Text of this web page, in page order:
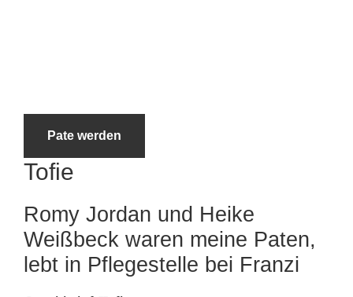
Pate werden
Tofie
Romy Jordan und Heike
Weißbeck waren meine Paten,
lebt in Pflegestelle bei Franzi